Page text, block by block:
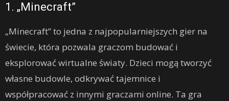
1. „Minecraft”
„Minecraft” to jedna z najpopularniejszych gier na
świecie, która pozwala graczom budować i
eksplorować wirtualne światy. Dzieci mogą tworzyć
własne budowle, odkrywać tajemnice i
współpracować z innymi graczami online. Ta gra